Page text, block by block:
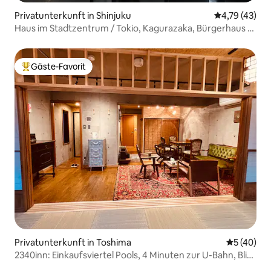
Privatunterkunft in Shinjuku
4,79 (43)
Haus im Stadtzentrum / Tokio, Kagurazaka, Bürgerhaus /
Beliebter Gäste-Favorit.
Gäste-Favorit
Privatunterkunft in Toshima
5 (40)
2340inn: Einkaufsviertel Pools, 4 Minuten zur U-Bahn, Blick